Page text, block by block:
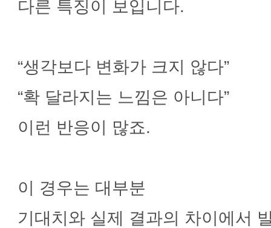
다른 특징이 보입니다.
“생각보다 변화가 크지 않다”
“확 달라지는 느낌은 아니다”
이런 반응이 많죠.
이 경우는 대부분
기대치와 실제 결과의 차이에서